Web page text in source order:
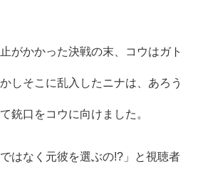
がかかった決戦の末、コウはガト
しそこに乱入したニナは、あろう
銃口をコウに向けました。
はなく元彼を選ぶの!?」と視聴者